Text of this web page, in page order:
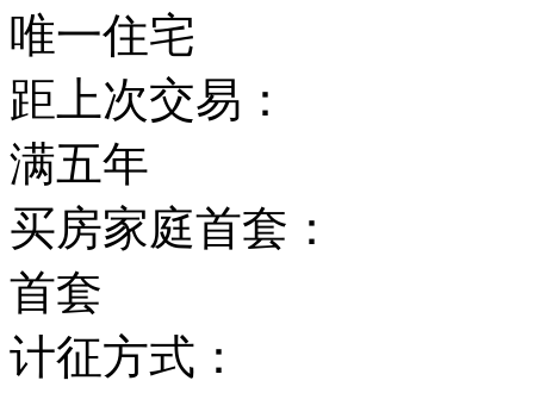
唯一住宅
距上次交易：
满五年
买房家庭首套：
首套
计征方式：